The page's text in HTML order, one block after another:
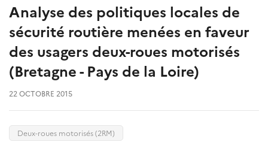
Analyse des politiques locales de
sécurité routière menées en faveur
des usagers deux-roues motorisés
(Bretagne - Pays de la Loire)
22 OCTOBRE 2015
Deux-roues motorisés (2RM)